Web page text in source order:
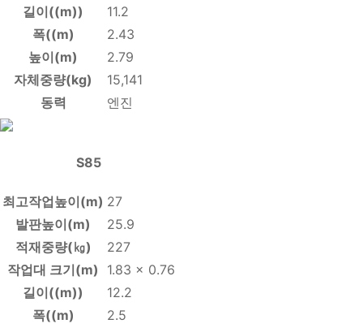
길이((m))
11.2
폭((m)
2.43
높이(m)
2.79
자체중량(kg)
15,141
동력
엔진
S85
최고작업높이(m) 27
발판높이(m)
25.9
적재중량(㎏)
227
작업대 크기(m)
1.83 x 0.76
길이((m))
12.2
폭((m)
2.5